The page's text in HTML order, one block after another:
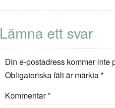
Lämna ett svar
Din e-postadress kommer inte
Obligatoriska fält är märkta*
Kommentar*